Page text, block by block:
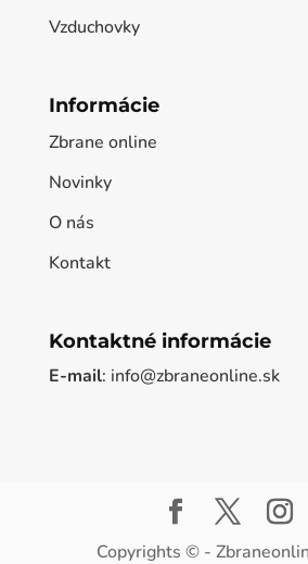
Vzduchovky
Informácie
Zbrane online
Novinky
O nás
Kontakt
Kontaktné informácie
E-mail: info@zbraneonline.sk
Copyrights © -